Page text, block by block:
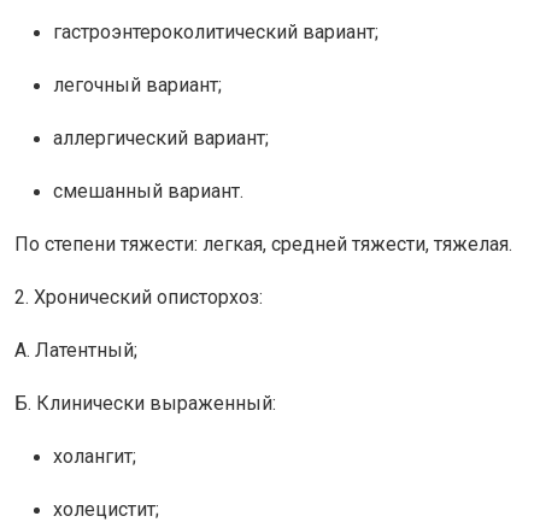
гастроэнтероколитический вариант;
легочный вариант;
аллергический вариант;
смешанный вариант.
По степени тяжести: легкая, средней тяжести, тяжелая.
2. Хронический описторхоз:
А. Латентный;
Б. Клинически выраженный:
холангит;
холецистит;